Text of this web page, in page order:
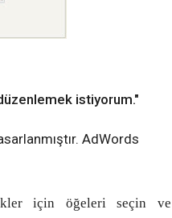
istiyorum."
AdWords
için öğeleri seçin ve